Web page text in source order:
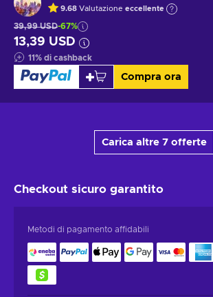
9.68 Valutazione eccellente
39,99 USD-67%
13,39 USD
11% di cashback
Compra ora
Carica altre 7 offerte
Checkout sicuro garantito
Metodi di pagamento affidabili